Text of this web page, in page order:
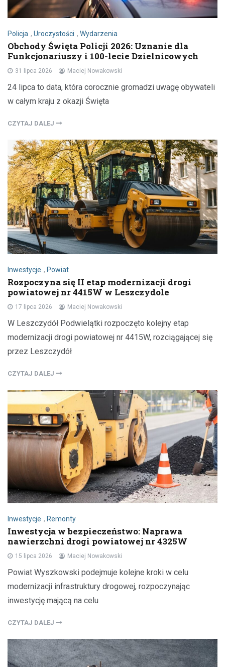
Policja , Uroczystości , Wydarzenia
Obchody Święta Policji 2026: Uznanie dla
Funkcjonariuszy i 100-lecie Dzielnicowych
31 lipca 2026 Maciej Nowakowski
24 lipca to data, która corocznie gromadzi uwagę obywateli
w całym kraju z okazji Święta
CZYTAJ DALEJ
Inwestycje , Powiat
Rozpoczyna się II etap modernizacji drogi
powiatowej nr 4415W w Leszczydole
17 lipca 2026 Maciej Nowakowski
W Leszczydół Podwielątki rozpoczęto kolejny etap
modernizacji drogi powiatowej nr 4415W, rozciągającej się
przez Leszczydół
CZYTAJ DALEJ
Inwestycje , Remonty
Inwestycja w bezpieczeństwo: Naprawa
nawierzchni drogi powiatowej nr 4325W
15 lipca 2026 Maciej Nowakowski
Powiat Wyszkowski podejmuje kolejne kroki w celu
modernizacji infrastruktury drogowej, rozpoczynając
inwestycję mającą na celu
CZYTAJ DALEJ